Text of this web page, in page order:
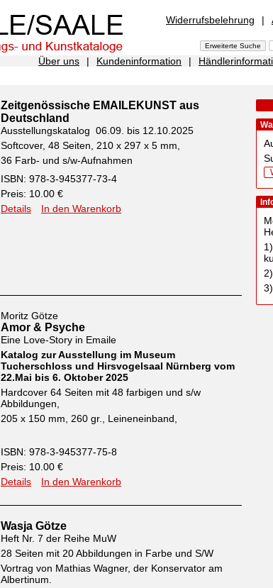
Widerrufsbelehrung |
Über uns | Kundeninformation |
Zeitgenössische EMAILEKUNST aus
Deutschland
Ausstellungskatalog 06.09. bis 12.10.2025
Softcover, 48 Seiten, 210 x 297 x 5 mm,
36 Farb- und s/w-Aufnahmen
ISBN: 978-3-945377-73-4
Preis: 10.00 €
Details
In den Warenkorb
Moritz Götze
Amor & Psyche
Eine Love-Story in Emaile
Katalog zur Ausstellung im Museum
Tucherschloss und Hirsvogelsaal Nürnberg vom
22.Mai bis 6. Oktober 2025
Hardcover 64 Seiten mit 48 farbigen und s/w
Abbildungen,
205 x 150 mm, 260 gr., Leineneinband,
ISBN: 978-3-945377-75-8
Preis: 10.00 €
Details
In den Warenkorb
Wasja Götze
Heft Nr. 7 der Reihe MuW
28 Seiten mit 20 Abbildungen in Farbe und S/W
Vortrag von Mathias Wagner, der Konservator am
Albertinum.